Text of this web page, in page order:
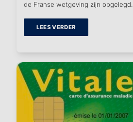
de Franse wetgeving zijn opgelegd.
LEES VERDER